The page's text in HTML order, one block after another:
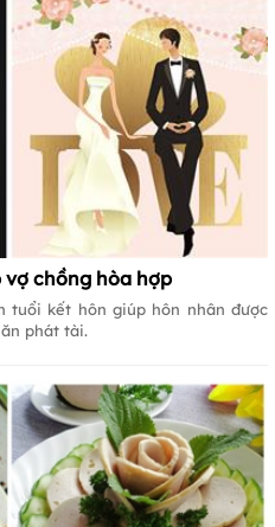
chồng hòa hợp
tuổi kết hôn giúp hôn nhân được
phát tài.